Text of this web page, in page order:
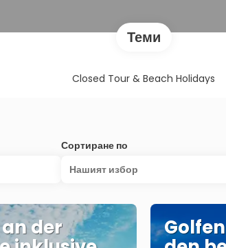
Теми
Closed Tour & Beach Holidays
Сортиране по
Нашият избор
der